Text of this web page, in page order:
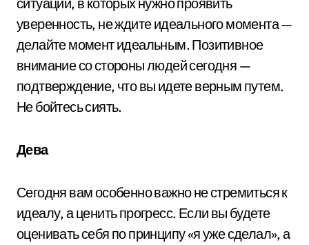
уверенность, не ждите идеального момента —
делайте момент идеальным. Позитивное
внимание со стороны людей сегодня —
подтверждение, что вы идете верным путем.
Не бойтесь сиять.
Дева
Сегодня вам особенно важно не стремиться к
идеалу, а ценить прогресс. Если вы будете
оценивать себя по принципу «я уже сделал», а